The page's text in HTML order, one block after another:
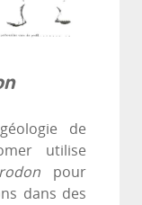
de
utilise
pour
dans des